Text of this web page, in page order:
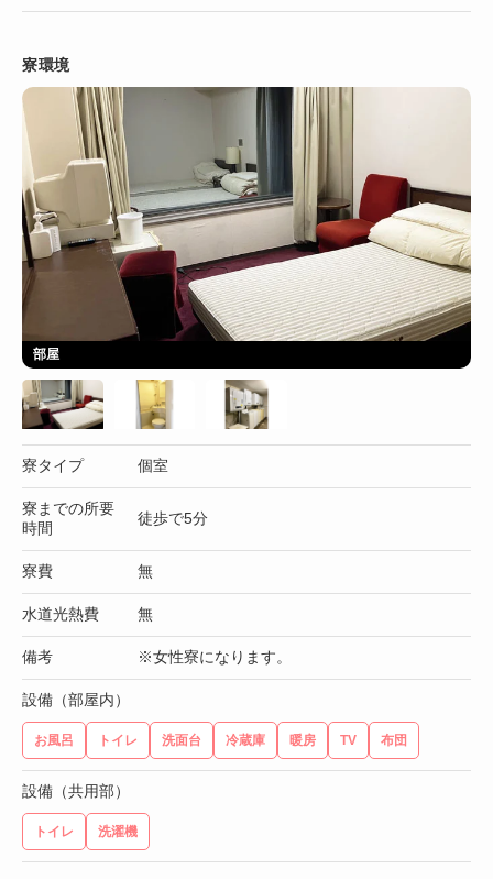
寮環境
部屋
寮タイプ 個室
寮までの所要
時間
徒歩で5分
寮費 無
水道光熱費 無
備考 ※女性寮になります。
設備（部屋内）
お風呂 トイレ 洗面台 冷蔵庫 暖房 TV 布団
設備（共用部）
トイレ 洗濯機